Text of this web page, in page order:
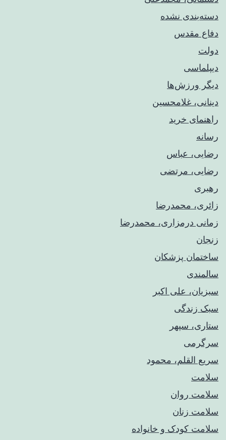
دسته‌بندی نشده
دفاع مقدس
دولت
دیپلماسی
دیگر ورزش‌ها
دینانی، غلامحسین
راهنمای خريد
رسانه
رضایی، عباس
رضایی، مرتضی
رهبری
زائری، محمدرضا
زمانی درمزاری، محمدرضا
زنجان
ساختمان پزشکان
سالمندی
سبزیان، علی اکبر
سبک زندگی
ستاری، سپهر
سرگرمی
سریع القلم، محمود
سلامت
سلامت روان
سلامت زنان
سلامت کودک‌ و خانواده